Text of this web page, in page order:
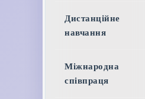
Дистанційне
навчання
Міжнародна
співпраця